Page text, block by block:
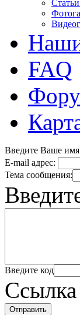
FAQ
Введите Ваше
E-mail адрес:
Тема сообщения:
Введите код
Ссылка